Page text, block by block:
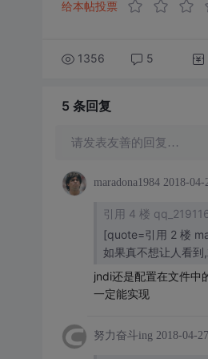
给本帖投票
1356 5
5 条回复
请发表友善的回复…
maradona1984 2018-04-
引用 4 楼
[quote=引用 2 楼
如果真不想让人看
jndi还是配置在文件中
一定能实现
努力奋斗ing 2018-04-27